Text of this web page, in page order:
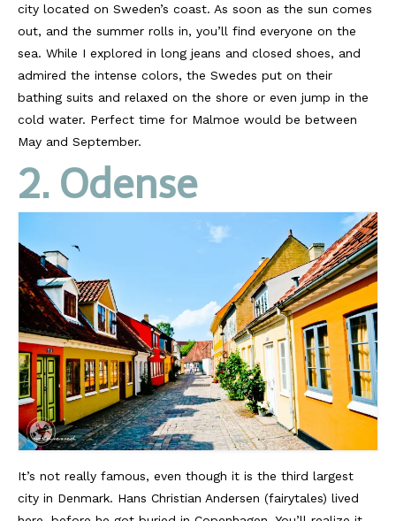
city located on Sweden’s coast. As soon as the sun comes
out, and the summer rolls in, you’ll find everyone on the
sea. While I explored in long jeans and closed shoes, and
admired the intense colors, the Swedes put on their
bathing suits and relaxed on the shore or even jump in the
cold water. Perfect time for Malmoe would be between
May and September.
2. Odense
It’s not really famous, even though it is the third largest
city in Denmark. Hans Christian Andersen (fairytales) lived